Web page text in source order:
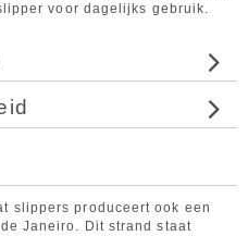
voor dagelijks gebruik.
slippers produceert ook een
Janeiro. Dit strand staat